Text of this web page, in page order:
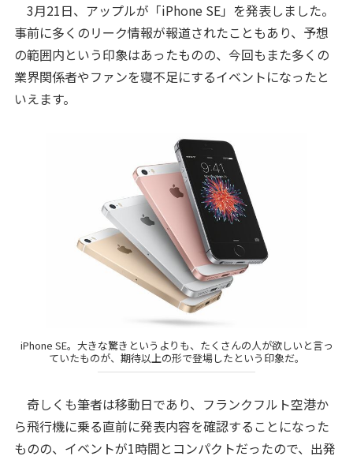
3月21日、アップルが「iPhone SE」を発表しました。
事前に多くのリーク情報が報道されたこともあり、予想
の範囲内という印象はあったものの、今回もまた多くの
業界関係者やファンを寝不足にするイベントになったと
いえます。
iPhone SE。大きな驚きというよりも、たくさんの人が欲しいと言っ
ていたものが、期待以上の形で登場したという印象だ。
奇しくも筆者は移動日であり、フランクフルト空港か
ら飛行機に乗る直前に発表内容を確認することになった
ものの、イベントが1時間とコンパクトだったので、出発